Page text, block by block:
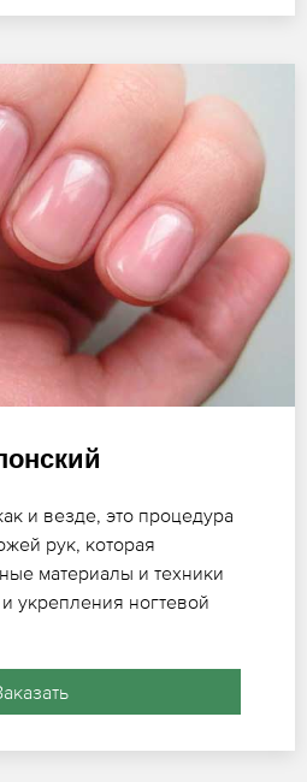
и везде, это процедура
рук, которая
материалы и техники
укрепления ногтевой